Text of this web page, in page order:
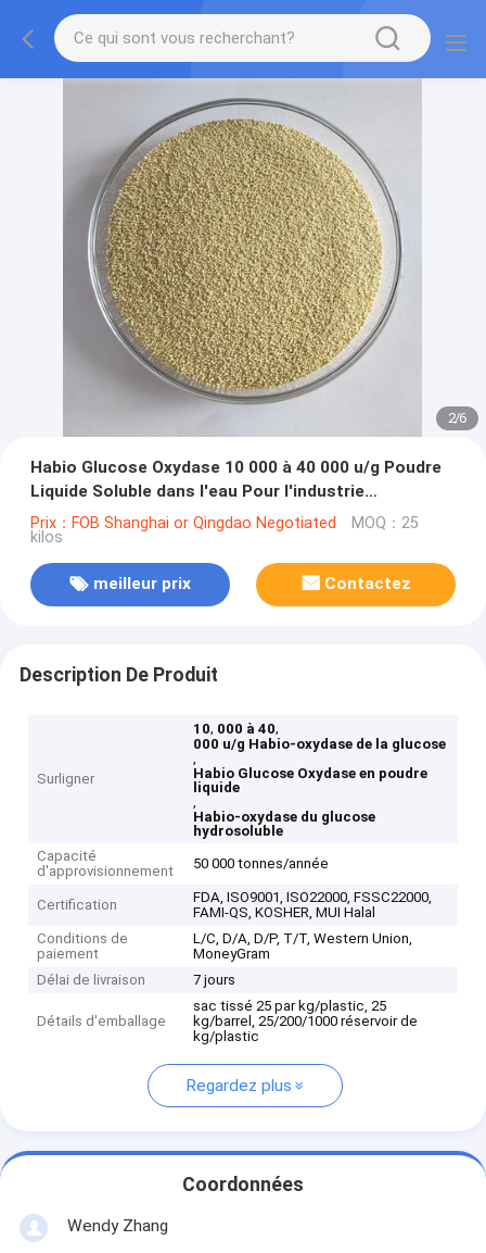
2/6
Habio Glucose Oxydase 10 000 à 40 000 u/g Poudre
Liquide Soluble dans l'eau Pour l'industrie
alimentaire
Prix：FOB Shanghai or Qingdao Negotiated MOQ：25
kilos
meilleur prix Contactez
Description De Produit
Surligner
10, 000 à 40,
000 u/g Habio-oxydase de la glucose
,
Habio Glucose Oxydase en poudre
liquide
,
Habio-oxydase du glucose
hydrosoluble
Capacité
d'approvisionnement
50 000 tonnes/année
Certification
FDA, ISO9001, ISO22000, FSSC22000,
FAMI-QS, KOSHER, MUI Halal
Conditions de
paiement
L/C, D/A, D/P, T/T, Western Union,
MoneyGram
Délai de livraison
7 jours
Détails d'emballage
sac tissé 25 par kg/plastic, 25
kg/barrel, 25/200/1000 réservoir de
kg/plastic
Regardez plus
Coordonnées
Wendy Zhang